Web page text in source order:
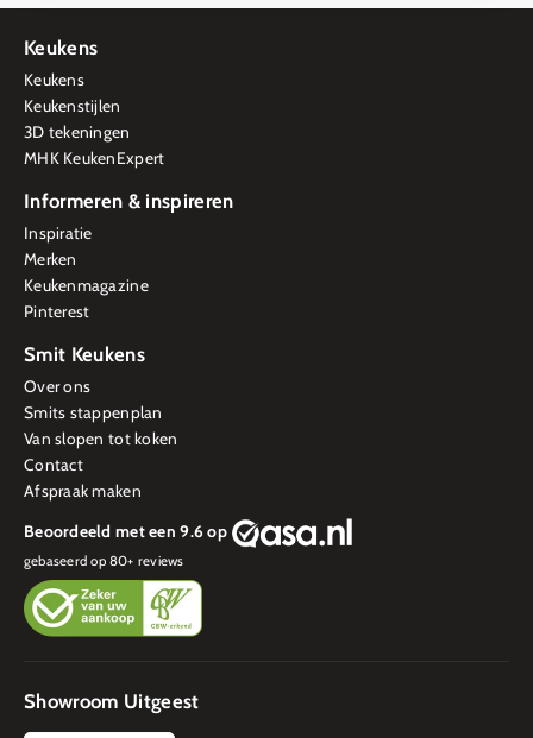
Keukens
Keukens
Keukenstijlen
3D tekeningen
MHK KeukenExpert
Informeren & inspireren
Inspiratie
Merken
Keukenmagazine
Pinterest
Smit Keukens
Over ons
Smits stappenplan
Van slopen tot koken
Contact
Afspraak maken
Beoordeeld met een 9.6 op
gebaseerd op80+ reviews
Showroom Uitgeest